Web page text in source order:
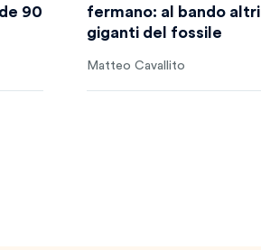
90
fermano: al bando altri
giganti del fossile
Matteo Cavallito